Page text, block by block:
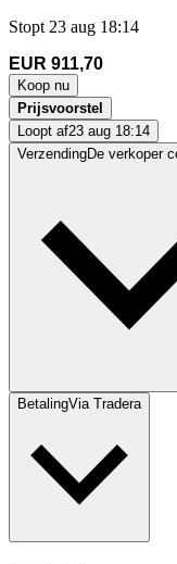
Stopt 23 aug 18:14
EUR 911,70
Koop nu
Prijsvoorstel
Loopt af23 aug 18:14
VerzendingDe verkoper
BetalingVia Tradera